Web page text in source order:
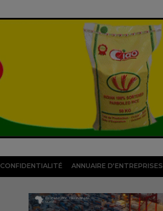
CONFIDENTIALITÉ ANNUAIRE D’ENTREPRISES